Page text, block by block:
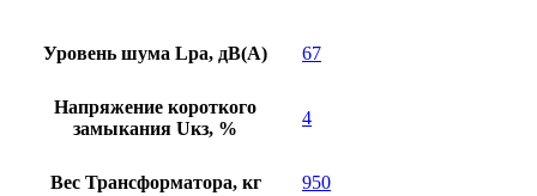
Уровень шума Lpa, дB(A) 67
Напряжение короткого
замыкания Uкз, %
4
Вес Трансформатора, кг 950